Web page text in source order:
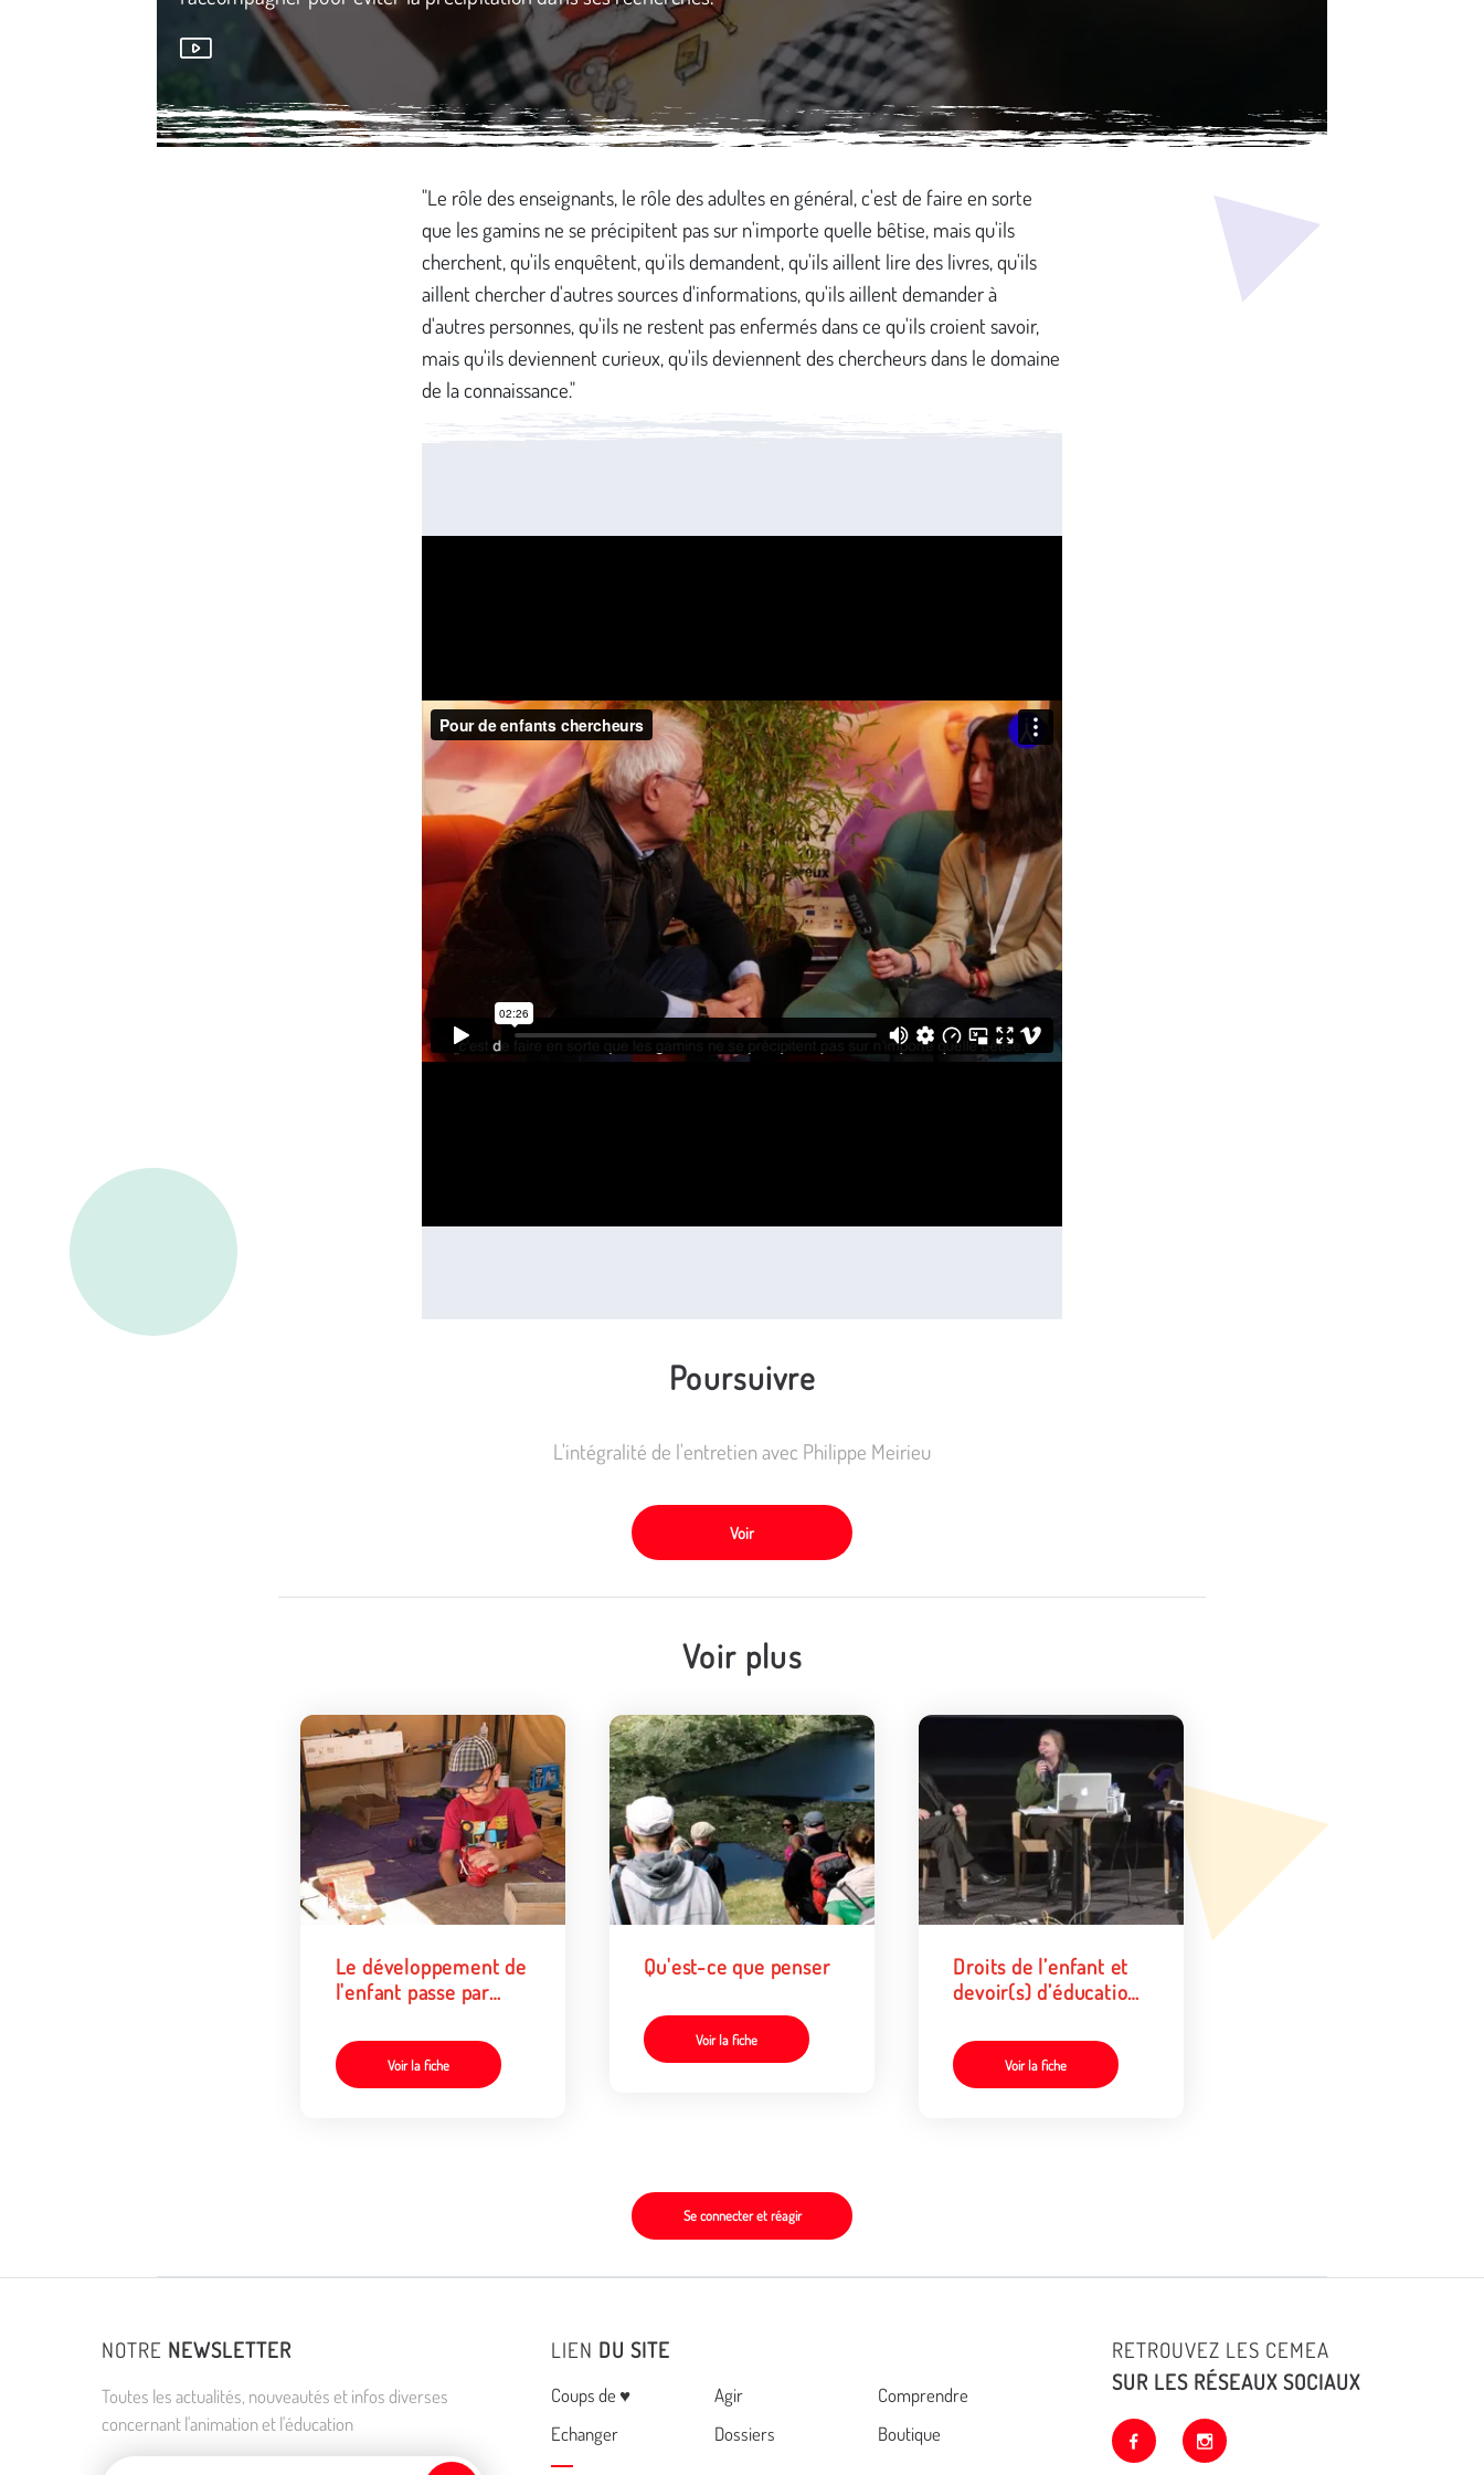
"Le rôle des enseignants, le rôle des adultes en général, c'est de faire en sorte
que les gamins ne se précipitent pas sur n'importe quelle bêtise, mais qu'ils
cherchent, qu'ils enquêtent, qu'ils demandent, qu'ils aillent lire des livres, qu'ils
aillent chercher d'autres sources d'informations, qu'ils aillent demander à
d'autres personnes, qu'ils ne restent pas enfermés dans ce qu'ils croient savoir,
mais qu'ils deviennent curieux, qu'ils deviennent des chercheurs dans le domaine
de la connaissance."
Poursuivre
L'intégralité de l'entretien avec Philippe Meirieu
Voir
Voir plus
Le développement de
l'enfant passe par
Voir la fiche
Qu'est-ce que penser
Voir la fiche
Droits de l’enfant et
devoir(s) d’éducation
ronde FIFE 2019
Voir la fiche
Se connecter et réagir
NOTRE NEWSLETTER
Toutes les actualités, nouveautés et infos diverses
concernant l'animation et l'éducation
LIEN DU SITE
Menu
Coups de ♥ Agir
Comprendre
Echanger
Dossiers Boutique
RETROUVEZ LES CEMEA
SUR LES RÉSEAUX SOCIAUX
facebook instagram